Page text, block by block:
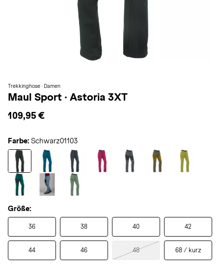
Trekkinghose · Damen
Maul Sport · Astoria 3XT
109,95 €
Farbe: Schwarz01103
Größe:
36 38 40 42
44 46 48 68 / kurz